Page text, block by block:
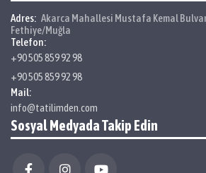
Adres: Akarca Mahallesi Mustafa Kemal
Fethiye/Muğla
Telefon:
+90 505 859 92 98
+90 505 859 92 98
Mail:
info@tatilimden.com
Sosyal Medyada Takip Edin